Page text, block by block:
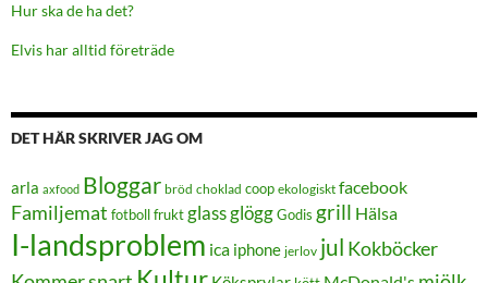
Hur ska de ha det?
Elvis har alltid företräde
DET HÄR SKRIVER JAG OM
arla axfood Bloggar bröd choklad coop ekologiskt facebook
Familjemat fotboll fruktglassglöggGodis grill Hälsa
I-landsproblem ica iphone jerlov jul Kokböcker